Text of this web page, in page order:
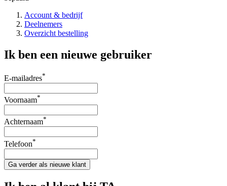
Account & bedrijf
Deelnemers
Overzicht bestelling
Ik ben een nieuwe gebruiker
E-mailadres*
Voornaam*
Achternaam*
Telefoon*
Ga verder als nieuwe klant